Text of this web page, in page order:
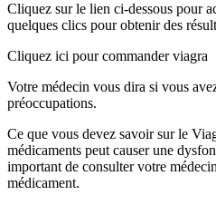
Cliquez sur le lien ci-dessous pour
quelques clics pour obtenir des
Cliquez ici pour commander viagra
Votre médecin vous dira si vous
préoccupations.
Ce que vous devez savoir sur le
médicaments peut causer une
important de consulter votre
médicament.